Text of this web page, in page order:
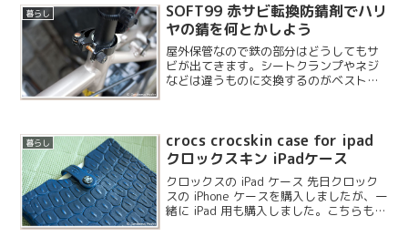
暮らし
SOFT99 赤サビ転換防錆剤でハリ
ヤの錆を何とかしよう
屋外保管なので鉄の部分はどうしてもサ
ビが出てきます。シートクランプやネジ
などは違うものに交換するのがベストで
暮らし
crocs crocskin case for ipad
クロックスキン iPadケース
クロックスの iPad ケース 先日クロック
スの iPhone ケースを購入しましたが、一
緒に iPad 用も購入しました。こちらも